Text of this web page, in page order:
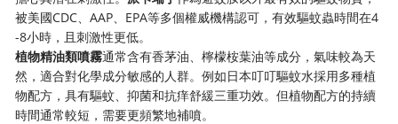
被美國CDC、AAP、EPA等多個權威機構認可，有效驅蚊蟲時間在4
-8小時，且刺激性更低。
植物精油類噴霧通常含有香茅油、檸檬桉葉油等成分，氣味較為天
然，適合對化學成分敏感的人群。例如日本叮叮驅蚊水採用多種植
物配方，具有驅蚊、抑菌和抗痒舒緩三重功效。但植物配方的持續
時間通常較短，需要更頻繁地補噴。